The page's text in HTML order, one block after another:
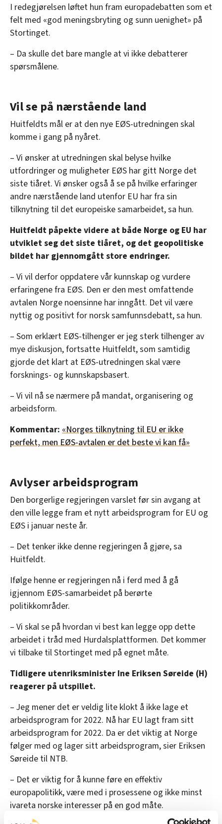
I redegjørelsen løftet hun fram europadebatten som et
felt med «god meningsbryting og sunn uenighet» på
Stortinget.
– Da skulle det bare mangle at vi ikke debatterer
spørsmålene.
Vil se på nærstående land
Huitfeldts mål er at den nye EØS-utredningen skal
komme i gang på nyåret.
– Vi ønsker at utredningen skal belyse hvilke
utfordringer og muligheter EØS har gitt Norge det
siste tiåret. Vi ønsker også å se på hvilke erfaringer
andre nærstående land utenfor EU har fra sin
tilknytning til det europeiske samarbeidet, sa hun.
Huitfeldt påpekte videre at både Norge og EU har
utviklet seg det siste tiåret, og det geopolitiske
bildet har gjennomgått store endringer.
– Vi vil derfor oppdatere vår kunnskap og vurdere
erfaringene fra EØS. Den er den mest omfattende
avtalen Norge noensinne har inngått. Det vil være
nyttig og positivt for norsk samfunnsdebatt, sa hun.
– Som erklært EØS-tilhenger er jeg sterk tilhenger av
mye diskusjon, fortsatte Huitfeldt, som samtidig
gjorde det klart at EØS-utredningen skal være
forsknings- og kunnskapsbasert.
– Vi vil nå se nærmere på mandat, organisering og
arbeidsform.
Kommentar: «Norges tilknytning til EU er ikke
perfekt, men EØS-avtalen er det beste vi kan få»
Avlyser arbeidsprogram
Den borgerlige regjeringen varslet før sin avgang at
den ville legge fram et nytt arbeidsprogram for EU og
EØS i januar neste år.
– Det tenker ikke denne regjeringen å gjøre, sa
Huitfeldt.
Ifølge henne er regjeringen nå i ferd med å gå
igjennom EØS-samarbeidet på berørte
politikkområder.
– Vi skal se på hvordan vi best kan legge opp dette
arbeidet i tråd med Hurdalsplattformen. Det kommer
vi tilbake til Stortinget med på egnet måte.
Tidligere utenriksminister Ine Eriksen Søreide (H)
reagerer på utspillet.
– Jeg mener det er veldig lite klokt å ikke lage et
arbeidsprogram for 2022. Nå har EU lagt fram sitt
arbeidsprogram for 2022. Da er det viktig at Norge
følger med og lager sitt arbeidsprogram, sier Eriksen
Søreide til NTB.
– Det er viktig for å kunne føre en effektiv
europapolitikk, være med i prosessene og ikke minst
ivareta norske interesser på en god måte.